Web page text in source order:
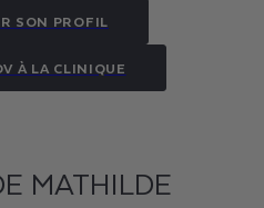
SON PROFIL
À LA CLINIQUE
MATHILDE